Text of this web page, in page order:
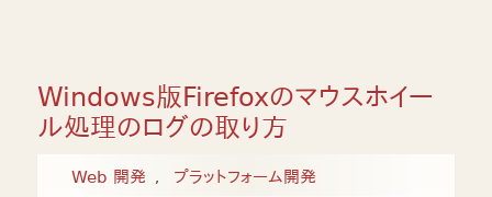
Windows版Firefoxのマウスホイー
ル処理のログの取り方
Web 開発 プラットフォーム開発